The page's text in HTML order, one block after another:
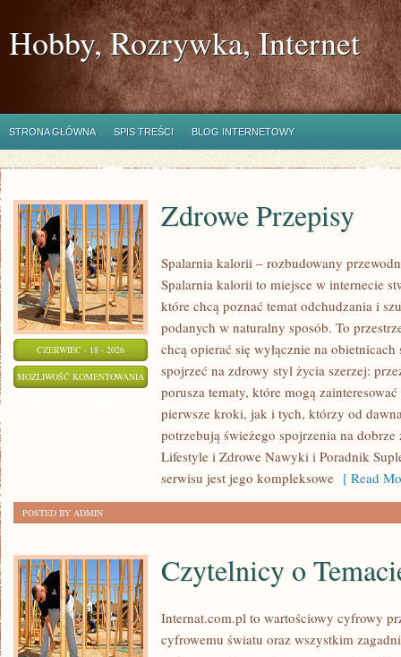
Hobby, Rozrywka, Internet
STRONA GŁÓWNA SPIS TREŚCI BLOG INTERNETOWY
CZERWIEC - 18 - 2026
MOŻLIWOŚĆ KOMENTOWANIA ZDROWE
PRZEPISY
Zdrowe Przepisy
Spalarnia kalorii – rozbudowany
Spalarnia kalorii to miejsce w internecie
które chcą poznać temat odchudzania i
podanych w naturalny sposób. To
chcą opierać się wyłącznie na
spojrzeć na zdrowy styl życia szerzej:
porusza tematy, które mogą
pierwsze kroki, jak i tych, którzy od
potrzebują świeżego spojrzenia na dobrze
Lifestyle i Zdrowe Nawyki i Poradnik
serwisu jest jego kompleksowe [ Read
POSTED BY ADMIN
Czytelnicy o
Internat.com.pl to wartościowy cyfrowy
cyfrowemu światu oraz wszystkim